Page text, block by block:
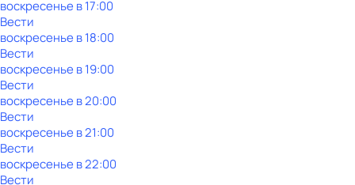
воскресенье в17:00
Вести
воскресенье в18:00
Вести
воскресенье в19:00
Вести
воскресенье в20:00
Вести
воскресенье в21:00
Вести
воскресенье в22:00
Вести